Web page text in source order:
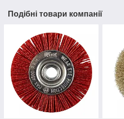
Подібні товари компанії